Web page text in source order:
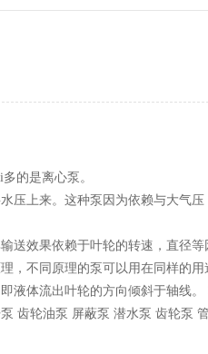
的是离心泵。
上来。这种泵因为依赖与大气压
效果依赖于叶轮的转速，直径等
不同原理的泵可以用在同样的用
液体流出叶轮的方向倾斜于轴线。
齿轮油泵 屏蔽泵 潜水泵 齿轮泵